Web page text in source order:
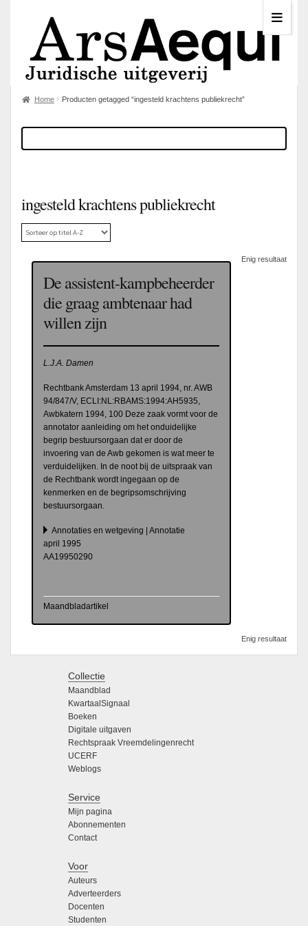
Home Producten getagged “ingesteld krachtens publiekrecht”
ingesteld krachtens publiekrecht
Enig resultaat
De assistent-kampbeheerder
die graag ambtenaar had
willen zijn
L.J.A. Damen
Rechtbank Amsterdam 13 april 1994, nr. AWB
94/847/V, ECLI:NL:RBAMS:1994:AH5935,
Awbkatern 1994, 100 Deze zaak vormt voor de
annotator aanleiding om het onduidelijke
begrip bestuursorgaan dat er door de
invoering van de Awb gekomen is wat meer te
verduidelijken. In de noot bij de uitspraak van
de Rechtbank wordt ingegaan op de
kenmerken en de begripsomschrijving
bestuursorgaan.
Annotaties en wetgeving | Annotatie
april 1995
AA19950290
Maandbladartikel
Enig resultaat
Collectie
Maandblad
KwartaalSignaal
Boeken
Digitale uitgaven
Rechtspraak Vreemdelingenrecht
UCERF
Weblogs
Service
Mijn pagina
Abonnementen
Contact
Voor
Auteurs
Adverteerders
Docenten
Studenten